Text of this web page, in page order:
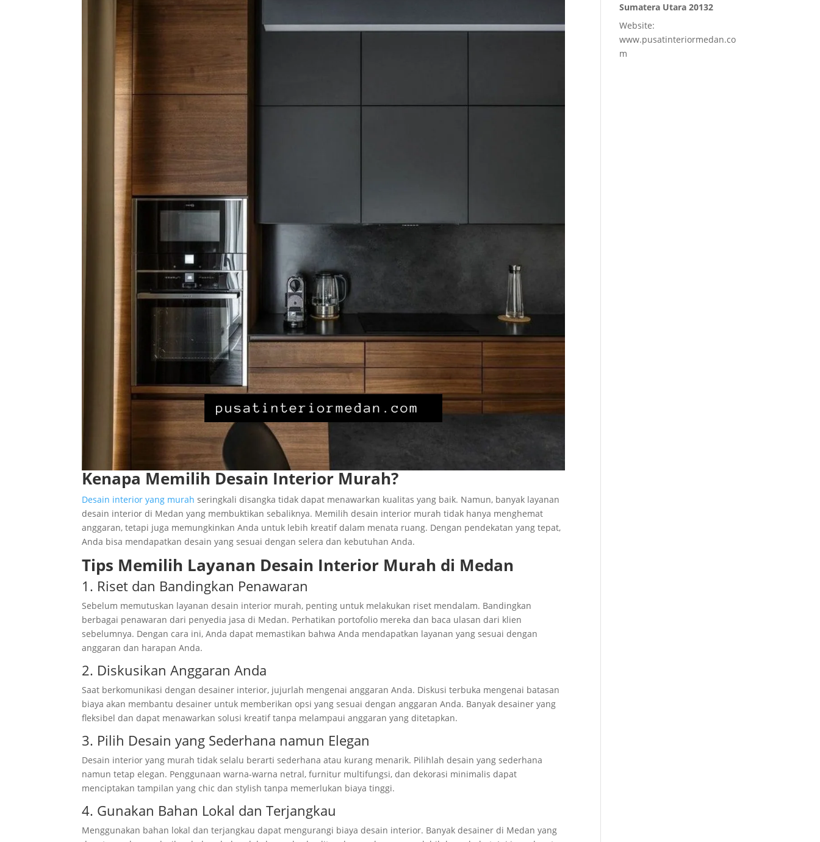
Kenapa Memilih Desain Interior Murah?
Desain interior yang murah seringkali disangka tidak dapat menawarkan kualitas yang baik. Namun, banyak layanan
desain interior di Medan yang membuktikan sebaliknya. Memilih desain interior murah tidak hanya menghemat
anggaran, tetapi juga memungkinkan Anda untuk lebih kreatif dalam menata ruang. Dengan pendekatan yang tepat,
Anda bisa mendapatkan desain yang sesuai dengan selera dan kebutuhan Anda.
Tips Memilih Layanan Desain Interior Murah di Medan
1. Riset dan Bandingkan Penawaran
Sebelum memutuskan layanan desain interior murah, penting untuk melakukan riset mendalam. Bandingkan
berbagai penawaran dari penyedia jasa di Medan. Perhatikan portofolio mereka dan baca ulasan dari klien
sebelumnya. Dengan cara ini, Anda dapat memastikan bahwa Anda mendapatkan layanan yang sesuai dengan
anggaran dan harapan Anda.
2. Diskusikan Anggaran Anda
Saat berkomunikasi dengan desainer interior, jujurlah mengenai anggaran Anda. Diskusi terbuka mengenai batasan
biaya akan membantu desainer untuk memberikan opsi yang sesuai dengan anggaran Anda. Banyak desainer yang
fleksibel dan dapat menawarkan solusi kreatif tanpa melampaui anggaran yang ditetapkan.
3. Pilih Desain yang Sederhana namun Elegan
Desain interior yang murah tidak selalu berarti sederhana atau kurang menarik. Pilihlah desain yang sederhana
namun tetap elegan. Penggunaan warna-warna netral, furnitur multifungsi, dan dekorasi minimalis dapat
menciptakan tampilan yang chic dan stylish tanpa memerlukan biaya tinggi.
4. Gunakan Bahan Lokal dan Terjangkau
Menggunakan bahan lokal dan terjangkau dapat mengurangi biaya desain interior. Banyak desainer di Medan yang
Sumatera Utara 20132
Website:
www.pusatinteriormedan.co
m